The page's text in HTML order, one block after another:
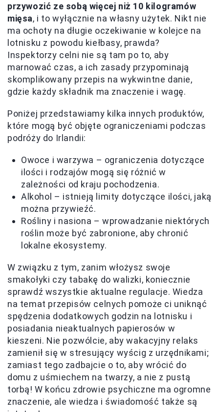
przywozić ze sobą więcej niż 10 kilogramów
mięsa, i to wyłącznie na własny użytek. Nikt nie
ma ochoty na długie oczekiwanie w kolejce na
lotnisku z powodu kiełbasy, prawda?
Inspektorzy celni nie są tam po to, aby
marnować czas, a ich zasady przypominają
skomplikowany przepis na wykwintne danie,
gdzie każdy składnik ma znaczenie i wagę.
Poniżej przedstawiamy kilka innych produktów,
które mogą być objęte ograniczeniami podczas
podróży do Irlandii:
Owoce i warzywa – ograniczenia dotyczące
ilości i rodzajów mogą się różnić w
zależności od kraju pochodzenia.
Alkohol – istnieją limity dotyczące ilości, jaką
można przywieźć.
Rośliny i nasiona – wprowadzanie niektórych
roślin może być zabronione, aby chronić
lokalne ekosystemy.
W związku z tym, zanim włożysz swoje
smakołyki czy tabakę do walizki, koniecznie
sprawdź wszystkie aktualne regulacje. Wiedza
na temat przepisów celnych pomoże ci uniknąć
spędzenia dodatkowych godzin na lotnisku i
posiadania nieaktualnych papierosów w
kieszeni. Nie pozwólcie, aby wakacyjny relaks
zamienił się w stresujący wyścig z urzędnikami;
zamiast tego zadbajcie o to, aby wrócić do
domu z uśmiechem na twarzy, a nie z pustą
torbą! W końcu zdrowie psychiczne ma ogromne
znaczenie, ale wiedza i świadomość także są